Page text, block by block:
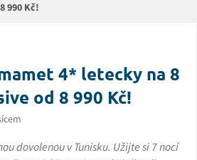
990 Kč!
4* letecky na 8
od 8 990 Kč!
dovolenou v Tunisku. Užijte si 7 nocí